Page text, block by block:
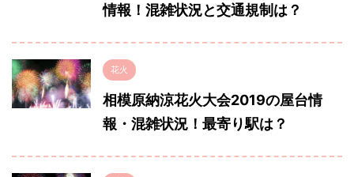
情報！混雑状況と交通規制は？
花火
相模原納涼花火大会2019の屋台情
報・混雑状況！最寄り駅は？